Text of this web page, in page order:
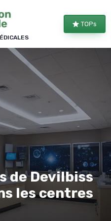
TOPs
de Devilbiss
les centres